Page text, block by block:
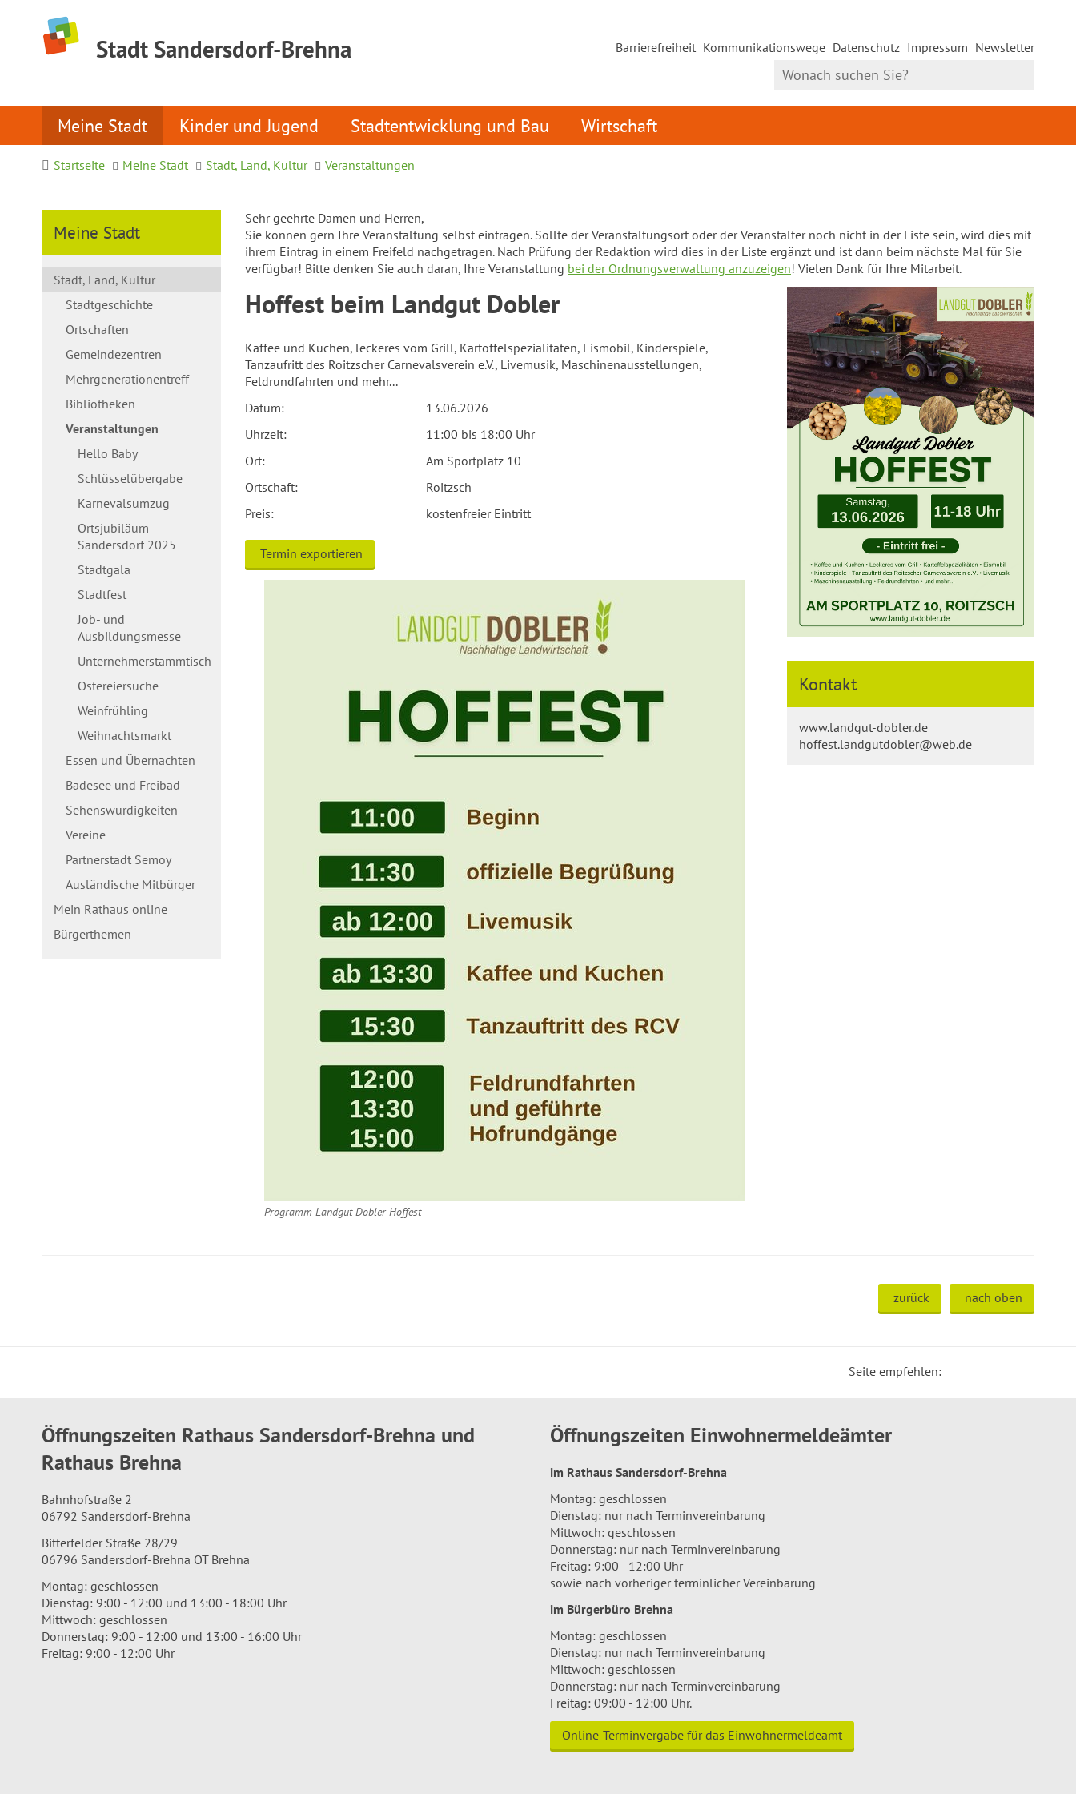
Stadt Sandersdorf-Brehna Barrierefreiheit Kommunikationswege Datenschutz Impressum Newsletter
Meine Stadt Kinder und Jugend Stadtentwicklung und Bau Wirtschaft
Startseite Meine Stadt Stadt, Land, Kultur Veranstaltungen
Meine Stadt
Stadt, Land, Kultur
Stadtgeschichte
Ortschaften
Gemeindezentren
Mehrgenerationentreff
Bibliotheken
Veranstaltungen
Hello Baby
Schlüsselübergabe
Karnevalsumzug
Ortsjubiläum
Sandersdorf 2025
Stadtgala
Stadtfest
Job- und
Ausbildungsmesse
Unternehmerstammtisch
Ostereiersuche
Weinfrühling
Weihnachtsmarkt
Essen und Übernachten
Badesee und Freibad
Sehenswürdigkeiten
Vereine
Partnerstadt Semoy
Ausländische Mitbürger
Mein Rathaus online
Bürgerthemen
Sehr geehrte Damen und Herren,
Sie können gern Ihre Veranstaltung selbst eintragen. Sollte der Veranstaltungsort oder der Veranstalter noch nicht in der Liste sein, wird dies mit
ihrem Eintrag in einem Freifeld nachgetragen. Nach Prüfung der Redaktion wird dies in der Liste ergänzt und ist dann beim nächste Mal für Sie
verfügbar! Bitte denken Sie auch daran, Ihre Veranstaltung bei der Ordnungsverwaltung anzuzeigen! Vielen Dank für Ihre Mitarbeit.
Hoffest beim Landgut Dobler
Kaffee und Kuchen, leckeres vom Grill, Kartoffelspezialitäten, Eismobil, Kinderspiele,
Tanzaufritt des Roitzscher Carnevalsverein e.V., Livemusik, Maschinenausstellungen,
Feldrundfahrten und mehr...
Datum:
13.06.2026
Uhrzeit:
11:00 bis 18:00 Uhr
Ort:
Am Sportplatz 10
Ortschaft:
Roitzsch
Preis:
kostenfreier Eintritt
Termin exportieren
Programm Landgut Dobler Hoffest
Kontakt
www.landgut-dobler.de
hoffest.landgutdobler@web.de
zurück nach oben
Seite empfehlen:
Öffnungszeiten Rathaus Sandersdorf-Brehna und
Rathaus Brehna
Bahnhofstraße 2
06792 Sandersdorf-Brehna
Bitterfelder Straße 28/29
06796 Sandersdorf-Brehna OT Brehna
Montag: geschlossen
Dienstag: 9:00 - 12:00 und 13:00 - 18:00 Uhr
Mittwoch: geschlossen
Donnerstag: 9:00 - 12:00 und 13:00 - 16:00 Uhr
Freitag: 9:00 - 12:00 Uhr
Öffnungszeiten Einwohnermeldeämter
im Rathaus Sandersdorf-Brehna
Montag: geschlossen
Dienstag: nur nach Terminvereinbarung
Mittwoch: geschlossen
Donnerstag: nur nach Terminvereinbarung
Freitag: 9:00 - 12:00 Uhr
sowie nach vorheriger terminlicher Vereinbarung
im Bürgerbüro Brehna
Montag: geschlossen
Dienstag: nur nach Terminvereinbarung
Mittwoch: geschlossen
Donnerstag: nur nach Terminvereinbarung
Freitag: 09:00 - 12:00 Uhr.
Online-Terminvergabe für das Einwohnermeldeamt